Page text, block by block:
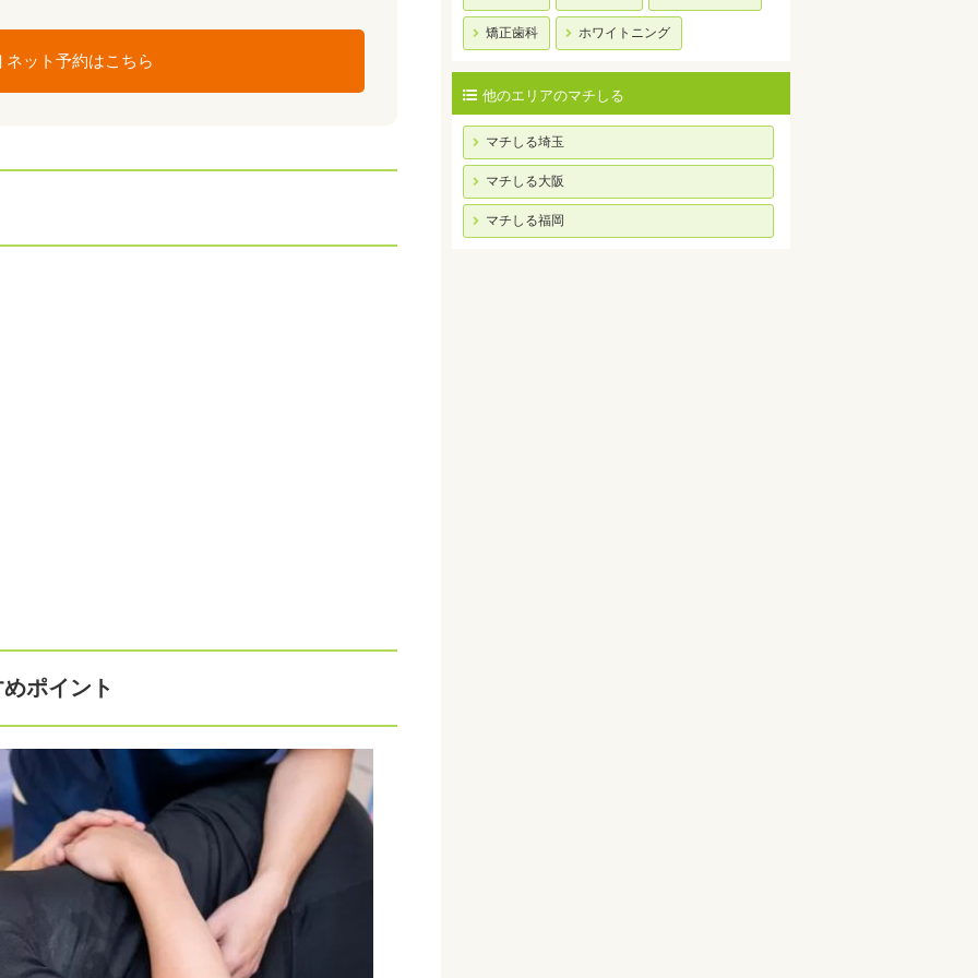
ネット予約はこちら
ポイント
矯正歯科 ホワイトニング
他のエリアのマチしる
マチしる埼玉
マチしる大阪
マチしる福岡